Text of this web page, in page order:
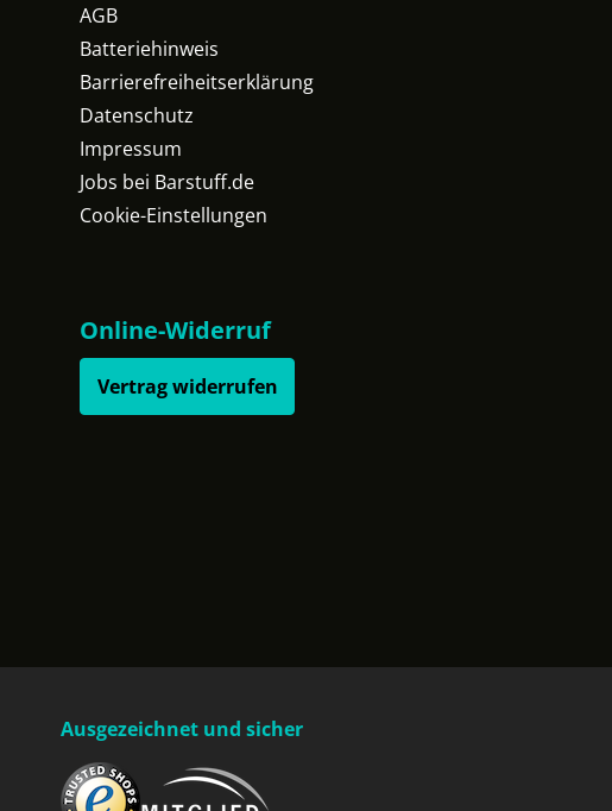
AGB
Batteriehinweis
Barrierefreiheitserklärung
Datenschutz
Impressum
Jobs bei Barstuff.de
Cookie-Einstellungen
Online-Widerruf
Vertrag widerrufen
Ausgezeichnet und sicher